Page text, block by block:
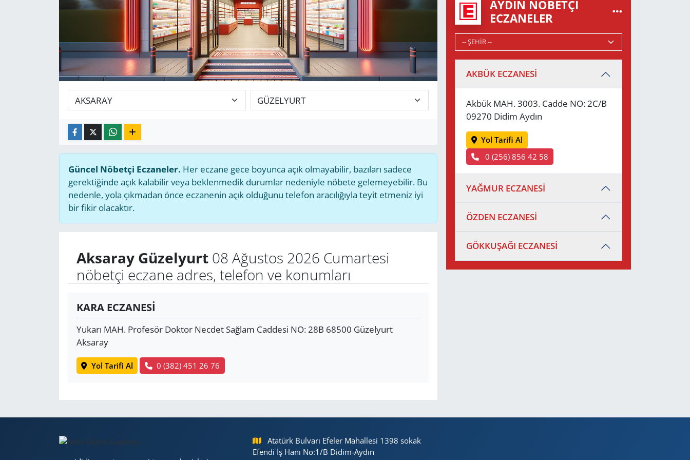
Güncel Nöbetçi Eczaneler. Her eczane gece boyunca açık olmayabilir, bazıları sadece
gerektiğinde açık kalabilir veya beklenmedik durumlar nedeniyle nöbete gelemeyebilir. Bu
nedenle, yola çıkmadan önce eczanenin açık olduğunu telefon aracılığıyla teyit etmeniz iyi
bir fikir olacaktır.
Aksaray Güzelyurt08 Ağustos 2026 Cumartesi
nöbetçi eczane adres, telefon ve konumları
KARA ECZANESİ
Yukarı MAH. Profesör Doktor Necdet Sağlam Caddesi NO: 28B 68500 Güzelyurt
Aksaray
Yol Tarifi Al 0 (382) 451 26 76
AYDIN NÖBETÇI
ECZANELER
AKBÜK ECZANESİ
Akbük MAH. 3003. Cadde NO: 2C/B
09270 Didim Aydın
Yol Tarifi Al
0 (256) 856 42 58
YAĞMUR ECZANESİ
ÖZDEN ECZANESİ
GÖKKUŞAĞI ECZANESİ
Atatürk Bulvarı Efeler Mahallesi 1398 sokak
Efendi İş Hanı No:1/B Didim-Aydın
HABERDE İNSAN
KÜLTÜR SANAT
POLİTİKA